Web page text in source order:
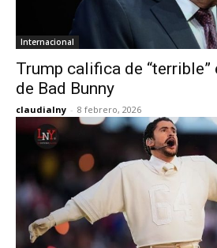
Internacional
Trump califica de
de Bad Bunny
claudialny - 8 febrero, 2026